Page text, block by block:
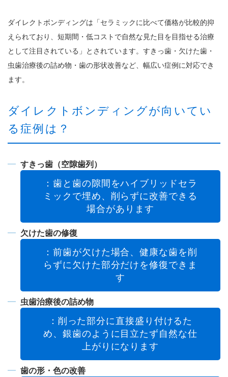
ダイレクトボンディングは「セラミックに比べて価格が比較的抑
えられており、短期間・低コストで自然な見た目を目指せる治療
として注目されている」とされています。すきっ歯・欠けた歯・
虫歯治療後の詰め物・歯の形状改善など、幅広い症例に対応でき
ます。
ダイレクトボンディングが向いてい
る症例は？
すきっ歯（空隙歯列）
：歯と歯の隙間をハイブリッドセラ
ミックで埋め、削らずに改善できる
場合があります
欠けた歯の修復
：前歯が欠けた場合、健康な歯を削
らずに欠けた部分だけを修復できま
す
虫歯治療後の詰め物
：削った部分に直接盛り付けるた
め、銀歯のように目立たず自然な仕
上がりになります
歯の形・色の改善